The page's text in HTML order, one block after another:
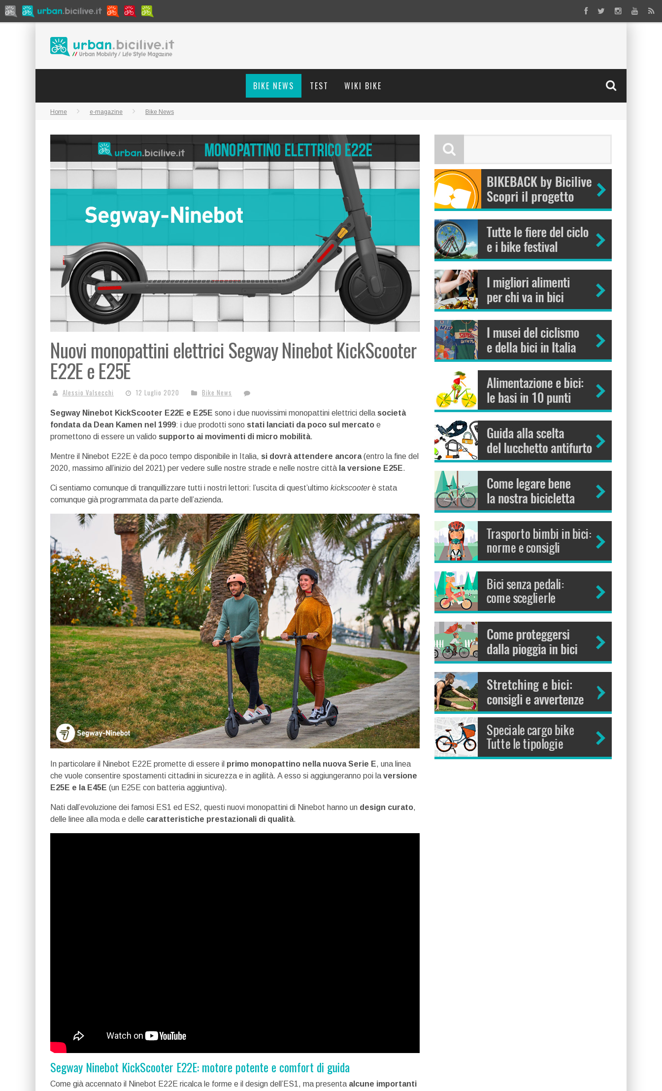
BIKE NEWS TEST WIKI BIKE
Home e-magazine Bike News
Nuovi monopattini elettrici Segway Ninebot KickScooter
E22E e E25E
Alessio Valsecchi 12 Luglio 2020 Bike News
Segway Ninebot KickScooter E22E e E25E sono i due nuovissimi monopattini elettrici della società
fondata da Dean Kamen nel 1999: i due prodotti sono stati lanciati da poco sul mercato e
promettono di essere un valido supporto ai movimenti di micro mobilità.
Mentre il Ninebot E22E è da poco tempo disponibile in Italia, si dovrà attendere ancora(entro la fine del
2020, massimo all’inizio del 2021) per vedere sulle nostre strade e nelle nostre città la versione E25E.
Ci sentiamo comunque di tranquillizzare tutti i nostri lettori: l’uscita di quest’ultimo kickscooterè stata
comunque già programmata da parte dell’azienda.
In particolare il Ninebot E22E promette di essere il primo monopattino nella nuova Serie E, una linea
che vuole consentire spostamenti cittadini in sicurezza e in agilità. A esso si aggiungeranno poi la versione
E25E e la E45E (un E25E con batteria aggiuntiva).
Nati dall’evoluzione dei famosi ES1 ed ES2, questi nuovi monopattini di Ninebot hanno un design curato,
delle linee alla moda e delle caratteristiche prestazionali di qualità.
Segway Ninebot KickScooter E22E: motore potente e comfort di guida
Come già accennato il Ninebot E22E ricalca le forme e il design dell’ES1, ma presenta alcune importanti